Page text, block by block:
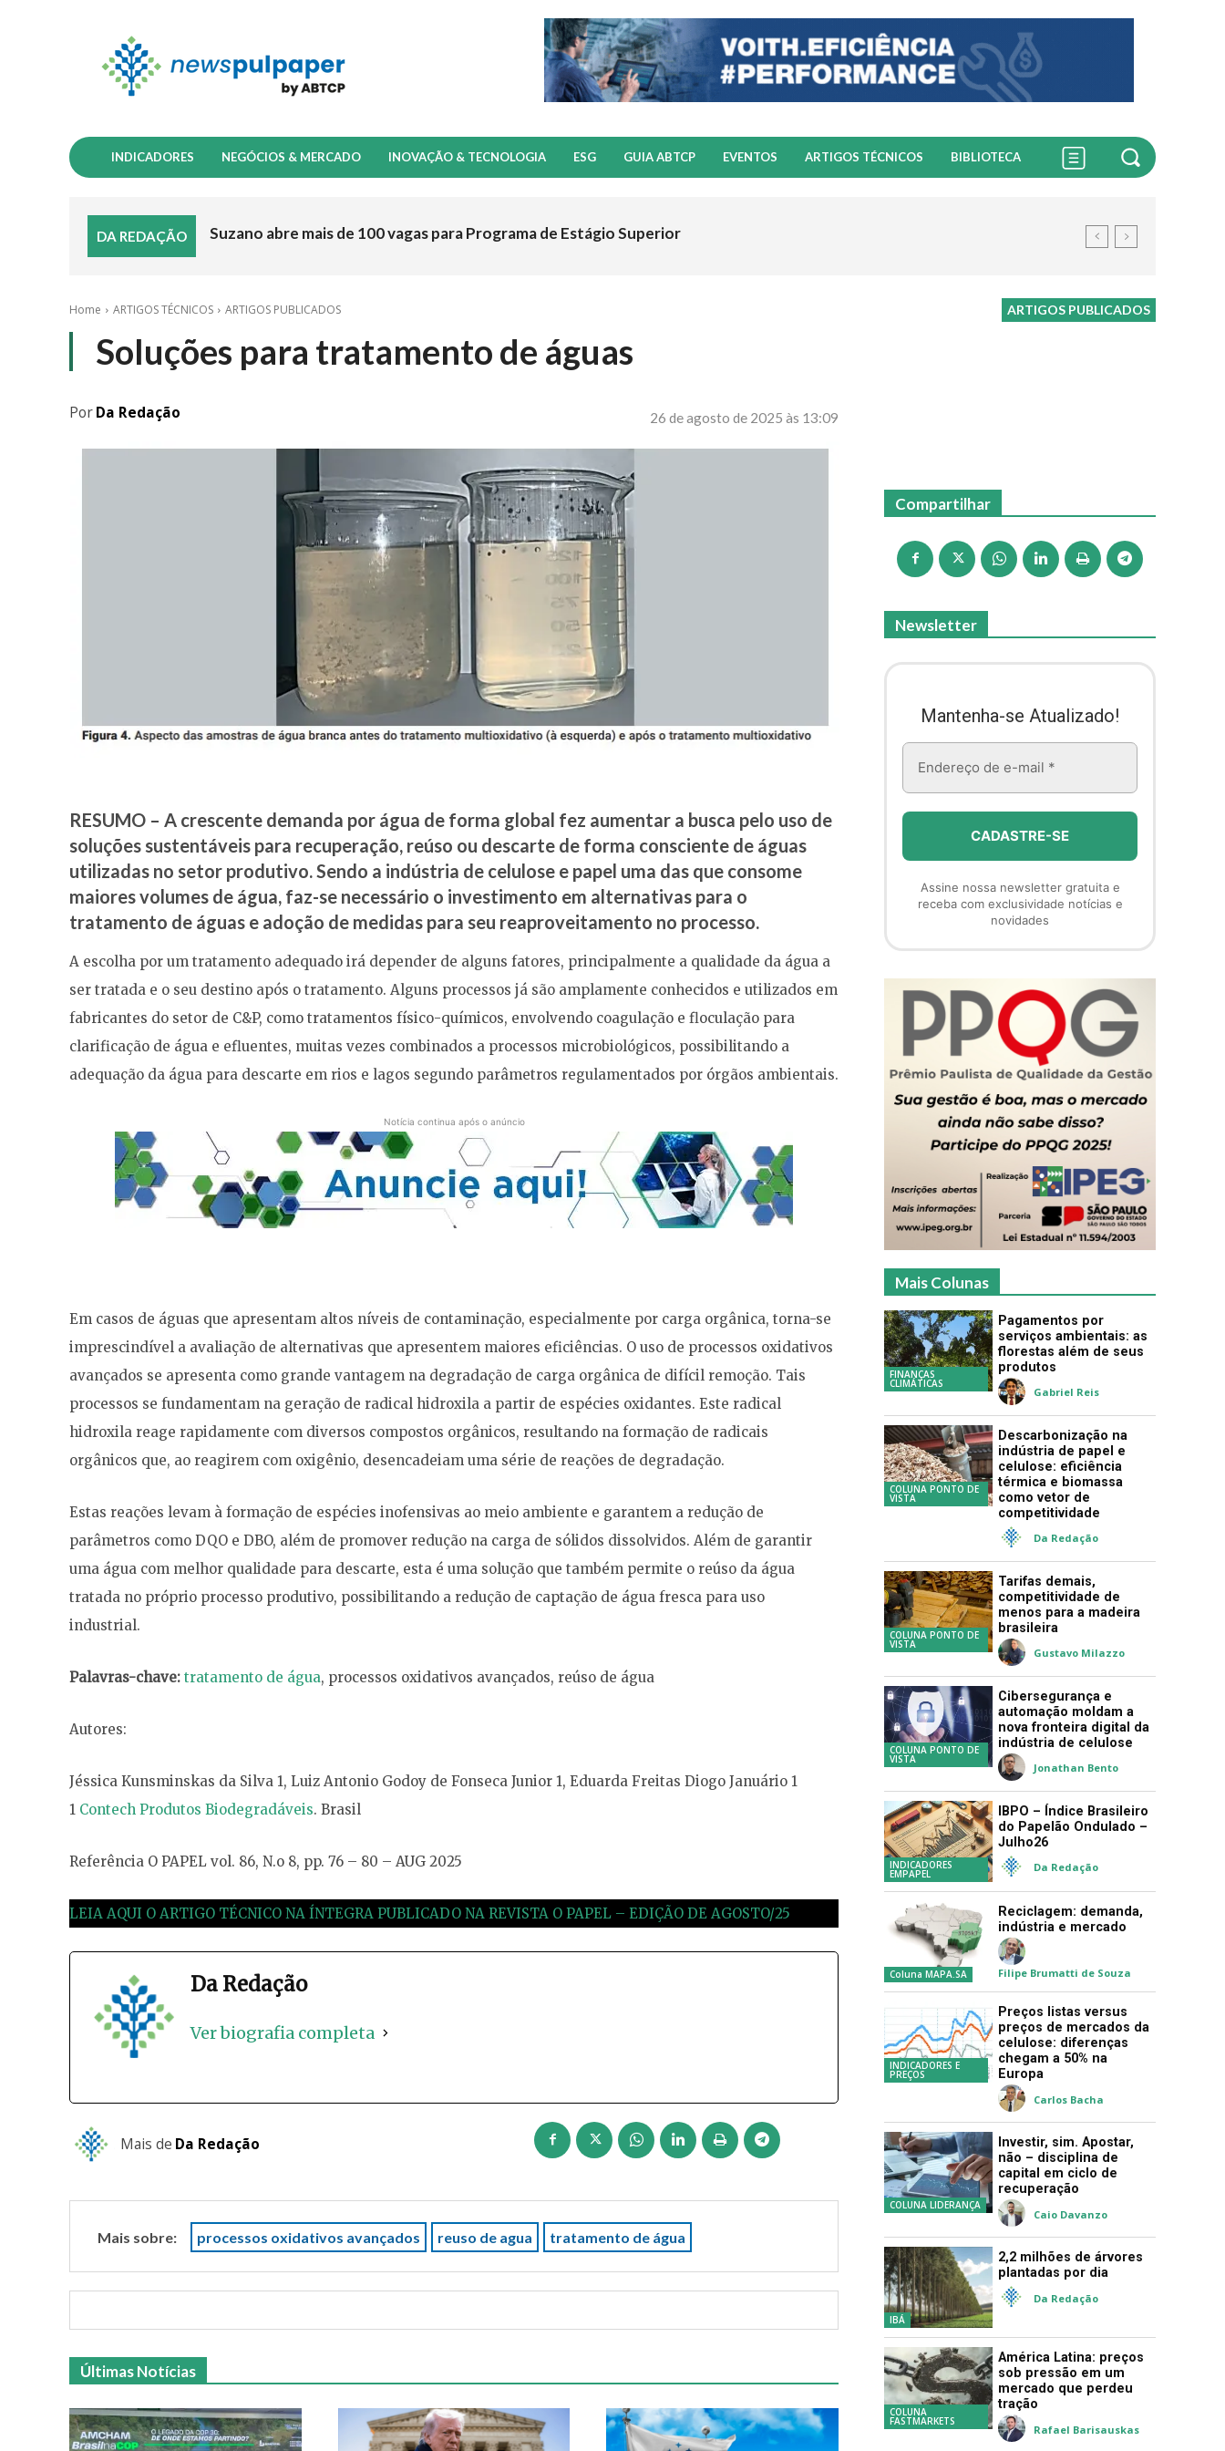
INDICADORES NEGÓCIOS & MERCADO INOVAÇÃO & TECNOLOGIA ESG GUIA ABTCP EVENTOS ARTIGOS TÉCNICOS BIBLIOTECA
DA REDAÇÃO Suzano abre mais de 100 vagas para Programa de Estágio Superior
Home ARTIGOS TÉCNICOS ARTIGOS PUBLICADOS
Soluções para tratamento de águas
ARTIGOS PUBLICADOS
PorDa Redação 26 de agosto de 2025 às 13:09
RESUMO – A crescente demanda por água de forma global fez aumentar a busca pelo uso de
soluções sustentáveis para recuperação, reúso ou descarte de forma consciente de águas
utilizadas no setor produtivo. Sendo a indústria de celulose e papel uma das que consome
maiores volumes de água, faz-se necessário o investimento em alternativas para o
tratamento de águas e adoção de medidas para seu reaproveitamento no processo.
A escolha por um tratamento adequado irá depender de alguns fatores, principalmente a qualidade da água a
ser tratada e o seu destino após o tratamento. Alguns processos já são amplamente conhecidos e utilizados em
fabricantes do setor de C&P, como tratamentos físico-químicos, envolvendo coagulação e floculação para
clarificação de água e efluentes, muitas vezes combinados a processos microbiológicos, possibilitando a
adequação da água para descarte em rios e lagos segundo parâmetros regulamentados por órgãos ambientais.
Notícia continua após o anúncio
Em casos de águas que apresentam altos níveis de contaminação, especialmente por carga orgânica, torna-se
imprescindível a avaliação de alternativas que apresentem maiores eficiências. O uso de processos oxidativos
avançados se apresenta como grande vantagem na degradação de carga orgânica de difícil remoção. Tais
processos se fundamentam na geração de radical hidroxila a partir de espécies oxidantes. Este radical
hidroxila reage rapidamente com diversos compostos orgânicos, resultando na formação de radicais
orgânicos que, ao reagirem com oxigênio, desencadeiam uma série de reações de degradação.
Estas reações levam à formação de espécies inofensivas ao meio ambiente e garantem a redução de
parâmetros como DQO e DBO, além de promover redução na carga de sólidos dissolvidos. Além de garantir
uma água com melhor qualidade para descarte, esta é uma solução que também permite o reúso da água
tratada no próprio processo produtivo, possibilitando a redução de captação de água fresca para uso
industrial.
Palavras-chave: tratamento de água, processos oxidativos avançados, reúso de água
Autores:
Jéssica Kunsminskas da Silva 1, Luiz Antonio Godoy de Fonseca Junior 1, Eduarda Freitas Diogo Januário 1
1 Contech Produtos Biodegradáveis. Brasil
Referência O PAPEL vol. 86, N.o 8, pp. 76 – 80 – AUG 2025
LEIA AQUI O ARTIGO TÉCNICO NA ÍNTEGRA PUBLICADO NA REVISTA O PAPEL – EDIÇÃO DE AGOSTO/25
Da Redação
Ver biografia completa
Mais de Da Redação
Mais sobre: processos oxidativos avançados reuso de agua tratamento de água
Últimas Notícias
Compartilhar
Newsletter
Mantenha-se Atualizado!
Assine nossa newsletter gratuita e
receba com exclusividade notícias e
novidades
Mais Colunas
FINANÇAS
CLIMÁTICAS
Pagamentos por
serviços ambientais: as
florestas além de seus
produtos
Gabriel Reis
COLUNA PONTO DE
VISTA
Descarbonização na
indústria de papel e
celulose: eficiência
térmica e biomassa
como vetor de
competitividade
Da Redação
COLUNA PONTO DE
VISTA
Tarifas demais,
competitividade de
menos para a madeira
brasileira
Gustavo Milazzo
COLUNA PONTO DE
VISTA
Cibersegurança e
automação moldam a
nova fronteira digital da
indústria de celulose
Jonathan Bento
INDICADORES
EMPAPEL
IBPO – Índice Brasileiro
do Papelão Ondulado –
Julho26
Da Redação
Coluna MAPA.SA
Reciclagem: demanda,
indústria e mercado
Filipe Brumatti de Souza
INDICADORES E
PREÇOS
Preços listas versus
preços de mercados da
celulose: diferenças
chegam a 50% na
Europa
Carlos Bacha
COLUNA LIDERANÇA
Investir, sim. Apostar,
não – disciplina de
capital em ciclo de
recuperação
Caio Davanzo
IBÁ
2,2 milhões de árvores
plantadas por dia
Da Redação
COLUNA
FASTMARKETS
América Latina: preços
sob pressão em um
mercado que perdeu
tração
Rafael Barisauskas